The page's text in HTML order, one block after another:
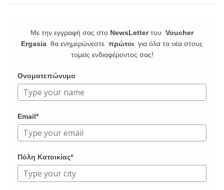
Με την εγγραφή σας στο NewsLetterτου Voucher
Ergasia θα ενημερώνεστε πρώτοι για όλα τα νέα στους
τομείς ενδιαφέροντος σας!
Ονοματεπώνυμο
Email*
Πόλη Κατοικίας*